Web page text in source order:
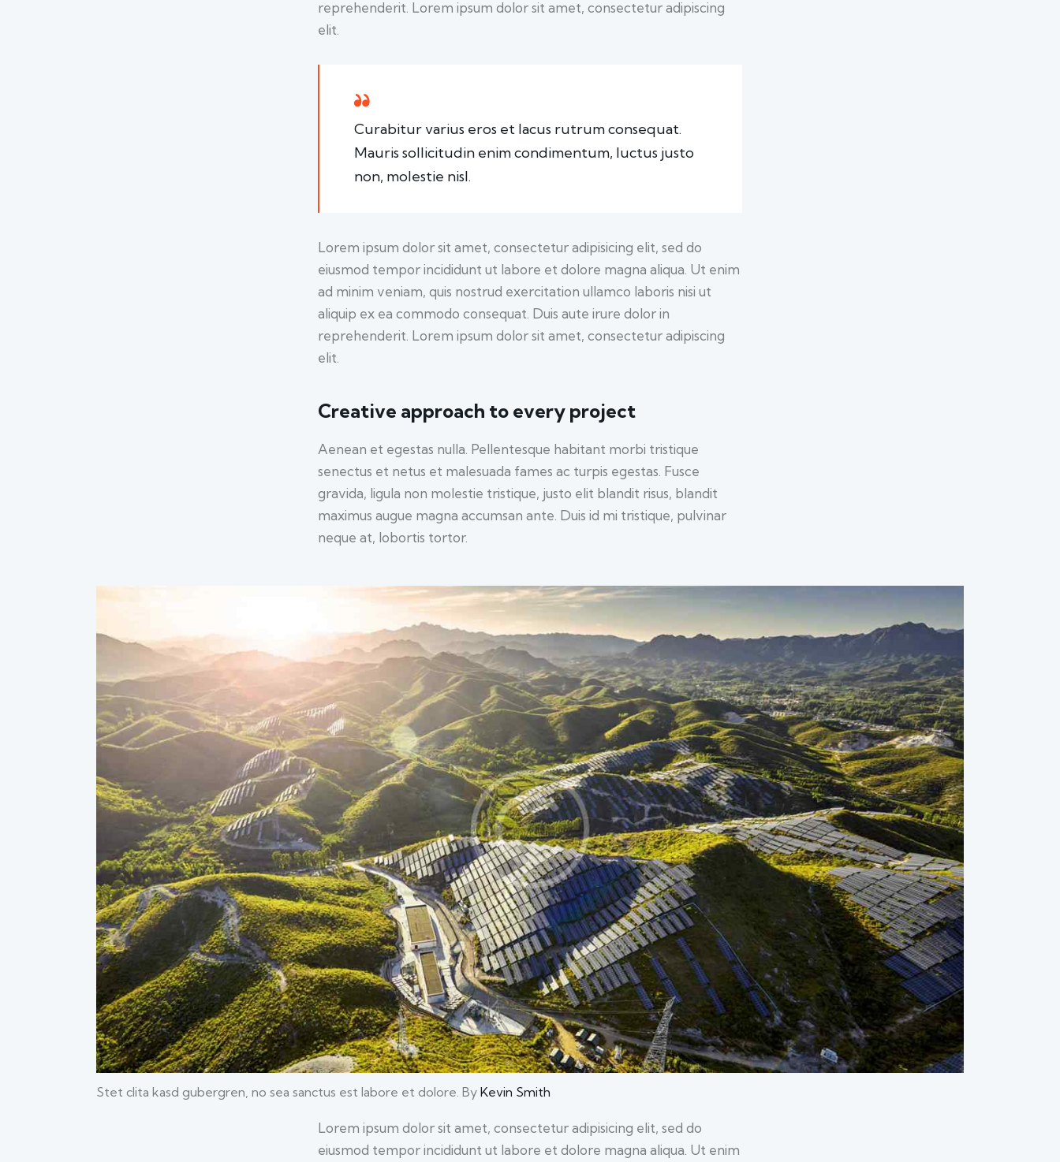
reprehenderit. Lorem ipsum dolor sit amet, consectetur adipiscing
elit.
Curabitur varius eros et lacus rutrum consequat.
Mauris sollicitudin enim condimentum, luctus justo
non, molestie nisl.
Lorem ipsum dolor sit amet, consectetur adipisicing elit, sed do
eiusmod tempor incididunt ut labore et dolore magna aliqua. Ut enim
ad minim veniam, quis nostrud exercitation ullamco laboris nisi ut
aliquip ex ea commodo consequat. Duis aute irure dolor in
reprehenderit. Lorem ipsum dolor sit amet, consectetur adipiscing
elit.
Creative approach to every project
Aenean et egestas nulla. Pellentesque habitant morbi tristique
senectus et netus et malesuada fames ac turpis egestas. Fusce
gravida, ligula non molestie tristique, justo elit blandit risus, blandit
maximus augue magna accumsan ante. Duis id mi tristique, pulvinar
neque at, lobortis tortor.
Stet clita kasd gubergren, no sea sanctus est labore et dolore. By Kevin Smith
Lorem ipsum dolor sit amet, consectetur adipisicing elit, sed do
eiusmod tempor incididunt ut labore et dolore magna aliqua. Ut enim